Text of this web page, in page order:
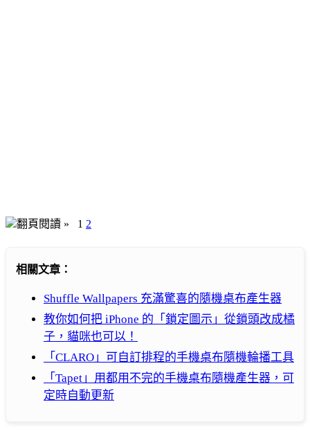
翻頁閱讀 » 1 2
相關文章：
Shuffle Wallpapers 充滿驚喜的隨機桌布產生器
教你如何把 iPhone 的「鎖定圖示」從鎖頭改成橘
子，貓咪也可以！
「CLARO」可自訂排程的手機桌布隨機輪播工具
「Tapet」用都用不完的手機桌布隨機產生器，可
定時自動更新